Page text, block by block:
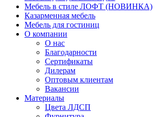
Мебель в стиле ЛОФТ (НОВИНКА)
Казарменная мебель
Мебель для гостиниц
О компании
О нас
Благодарности
Сертификаты
Дилерам
Оптовым клиентам
Вакансии
Материалы
Цвета ЛДСП